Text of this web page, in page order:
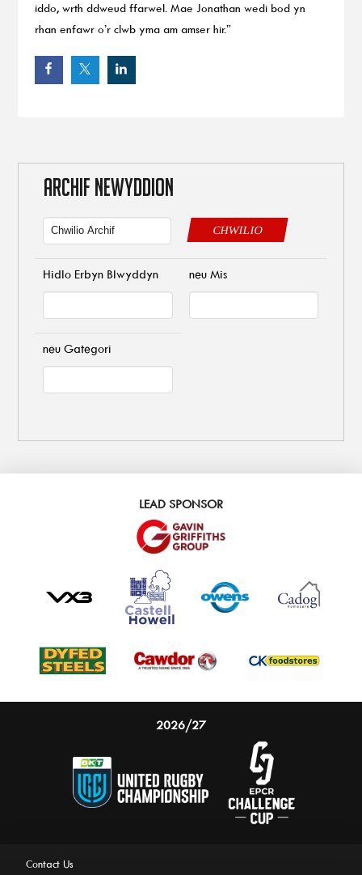
iddo, wrth ddweud ffarwel. Mae Jonathan wedi bod yn
rhan enfawr o’r clwb yma am amser hir.”
ARCHIF NEWYDDION
CHWILIO
Hidlo Erbyn Blwyddyn neu Mis
neu Gategori
LEAD SPONSOR
2026/27
Contact Us